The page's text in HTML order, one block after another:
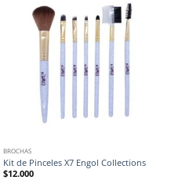
BROCHAS
Kit de Pinceles X7 Engol Collections
$12.000